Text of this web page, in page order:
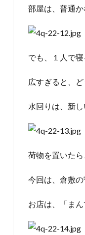
部屋は、普通
でも、１人で
広すぎると、
水回りは、新
荷物を置いた
今回は、倉敷
お店は、「ま